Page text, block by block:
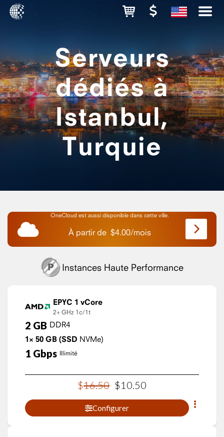
Serveurs
dédiés à
Istanbul,
Turquie
OneCloud est aussi disponible dans cette ville.
À partir de $4.00/mois
Instances Haute Performance
EPYC 1 vCore
2+ GHz 1c/1t
2 GB DDR4
1× 50 GB (SSD NVMe)
1 Gbps Illimité
$16.50 $10.50
Configurer